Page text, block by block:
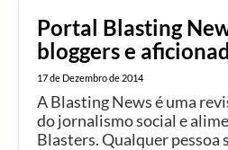
Portal Blasting
bloggers e
17 de Dezembro de 2014
A Blasting News é uma
do jornalismo social e
Blasters. Qualquer pessoa